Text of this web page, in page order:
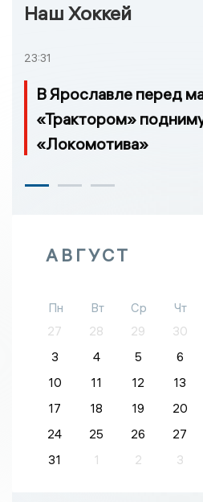
Наш Хоккей
23:31
В Ярославле перед
«Трактором»
«Локомотива»
АВГУСТ
Пн Вт Ср Чт
27
28 29 30
3
4 5 6
10
11 12 13
17
18 19 20
24
25 26 27
31
1 2 3